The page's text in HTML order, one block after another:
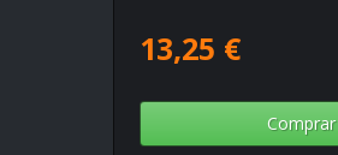
13,25 €
Comprar